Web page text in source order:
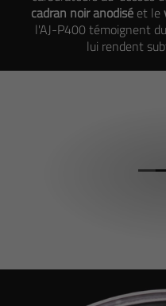
cadran noir anodisé et le
l'AJ-P400 témoignent
lui rendent